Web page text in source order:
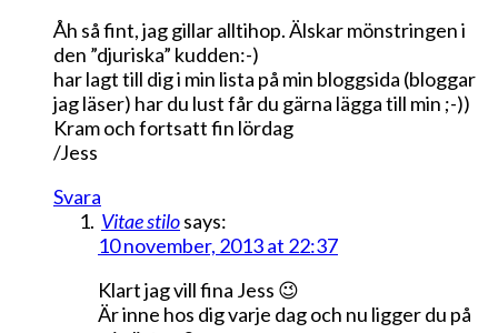
Åh så fint, jag gillar alltihop. Älskar mönstringen i
den ”djuriska” kudden:-)
har lagt till dig i min lista på min bloggsida (bloggar
jag läser) har du lust får du gärna lägga till min ;-))
Kram och fortsatt fin lördag
/Jess
Svara
Vitae stilosays:
10 november, 2013 at 22:37
Klart jag vill fina Jess 😉
Är inne hos dig varje dag och nu ligger du på